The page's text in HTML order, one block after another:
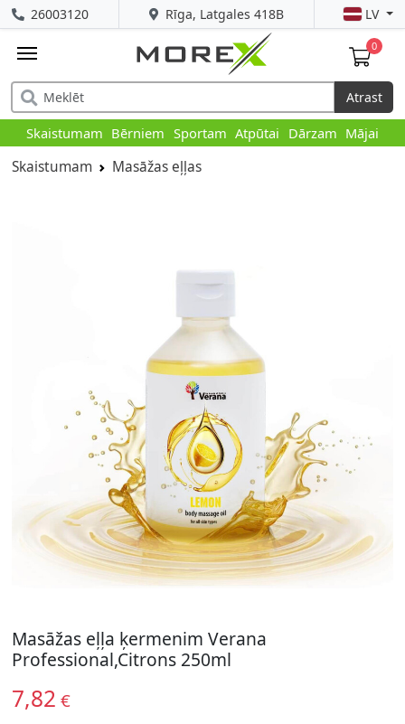
Rīga, Latgales 418B
26003120 LV
0
Atrast
Skaistumam Bērniem Sportam Atpūtai Dārzam Mājai
Skaistumam Masāžas eļļas
Masāžas eļļa ķermenim Verana
Professional,Citrons 250ml
7,82 €